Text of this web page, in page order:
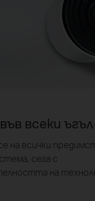
всеки ъгъл
на всички
сега с
на